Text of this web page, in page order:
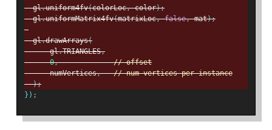
  gl
.uniform4fv(colorLoc, color);
  gl
.uniformMatrix4fv(matrixLoc, false, mat);
  gl
.drawArrays(
      gl
.TRIANGLES,
0,
// offset
      numVertices
,
// num vertices per instance
);
});